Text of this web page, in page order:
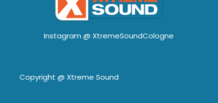
Instagram @ XtremeSoundCologne
Copyright @ Xtreme Sound